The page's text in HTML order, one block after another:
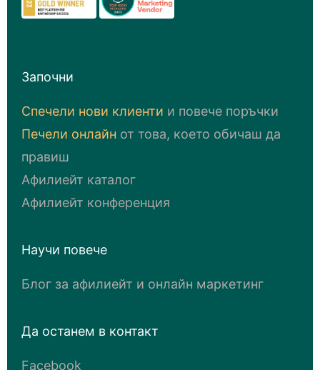
Започни
Спечели нови клиенти и повече поръчки
Печели онлайн от това, което обичаш да
правиш
Афилиейт каталог
Афилиейт конференция
Научи повече
Блог за афилиейт и онлайн маркетинг
Да останем в контакт
Facebook